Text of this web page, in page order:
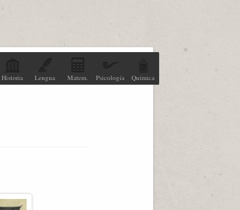
Historia Lengua Matem. Psicología Química